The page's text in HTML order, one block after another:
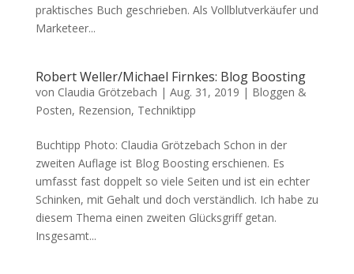
praktisches Buch geschrieben. Als Vollblutverkäufer und
Marketeer...
Robert Weller/Michael Firnkes: Blog Boosting
von Claudia Grötzebach | Aug. 31, 2019 | Bloggen &
Posten, Rezension, Techniktipp
Buchtipp Photo: Claudia Grötzebach Schon in der
zweiten Auf­lage ist Blog Boosting er­schienen. Es
umfasst fast doppelt so viele Seiten und ist ein echter
Schinken, mit Gehalt und doch verständlich. Ich habe zu
diesem Thema einen zweiten Glücksgriff getan.
Insgesamt...